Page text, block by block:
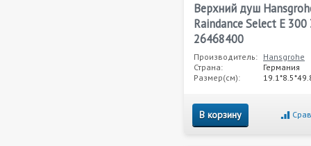
Верхний душ
Raindance Select E
26468400
Производитель: Hansgrohe
Страна:
Германия
Размер(см):
В корзину